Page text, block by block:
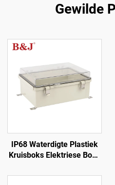
Gewilde
IP68 Waterdigte Plastiek
Kruisboks Elektriese Boks
Scharniere